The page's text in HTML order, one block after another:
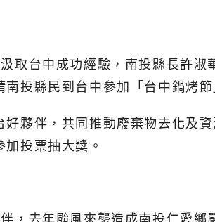
取台中成功經驗，南投縣長許
投縣民到台中參加「台中鍋烤節
夥伴，共同推動廢棄物去化及
投票抽大獎。
，去年颱風來襲造成南投仁愛